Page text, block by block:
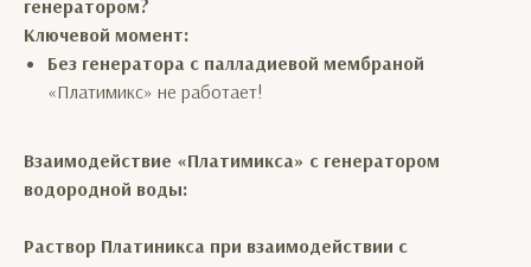
генератором?
Ключевой момент:
Без генератора с палладиевой мембраной
«Платимикс» не работает!
Взаимодействие «Платимикса» с генератором
водородной воды:
Раствор Платиникса при взаимодействии с